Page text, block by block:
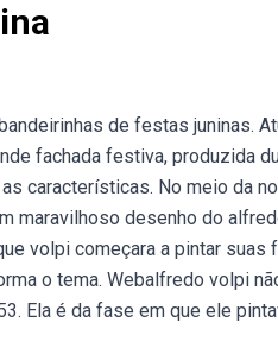
de festas juninas.
fachada festiva, produzida
características. No meio da
maravilhoso desenho do
volpi começara a pintar suas
o tema. Webalfredo volpi
Ela é da fase em que ele